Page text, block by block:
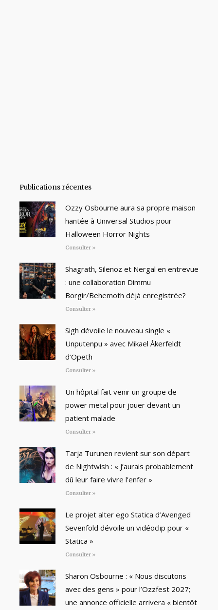
Publications récentes
Ozzy Osbourne aura sa propre maison
hantée à Universal Studios pour
Halloween Horror Nights
Consulter »
Shagrath, Silenoz et Nergal en entrevue
: une collaboration Dimmu
Borgir/Behemoth déjà enregistrée?
Consulter »
Sigh dévoile le nouveau single «
Unputenpu » avec Mikael Åkerfeldt
d’Opeth
Consulter »
Un hôpital fait venir un groupe de
power metal pour jouer devant un
patient malade
Consulter »
Tarja Turunen revient sur son départ
de Nightwish : « J’aurais probablement
dû leur faire vivre l’enfer »
Consulter »
Le projet alter ego Statica d’Avenged
Sevenfold dévoile un vidéoclip pour «
Statica »
Consulter »
Sharon Osbourne : « Nous discutons
avec des gens » pour l’Ozzfest 2027;
une annonce officielle arrivera « bientôt